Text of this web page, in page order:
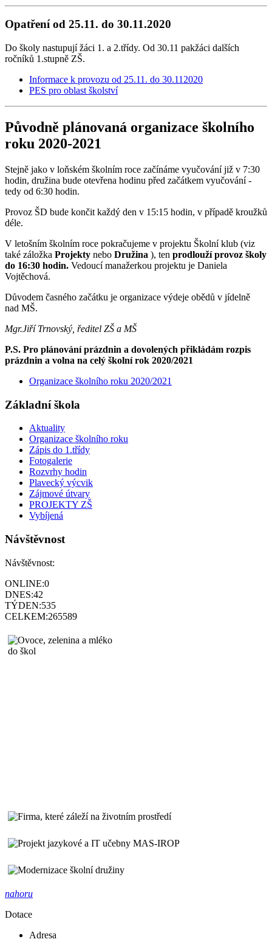
Opatření od 25.11. do 30.11.2020
Do školy nastupují žáci 1. a 2.třídy. Od 30.11 pakžáci dalších
ročníků 1.stupně ZŠ.
Informace k provozu od 25.11. do 30.112020
PES pro oblast školství
Původně plánovaná organizace školního
roku 2020-2021
Stejně jako v loňském školním roce začínáme vyučování již v 7:30
hodin, družina bude otevřena hodinu před začátkem vyučování -
tedy od 6:30 hodin.
Provoz ŠD bude končit každý den v 15:15 hodin, v případě kroužků
déle.
V letošním školním roce pokračujeme v projektu Školní klub (viz
také záložka Projekty nebo Družina ), ten prodlouží provoz školy
do 16:30 hodin. Vedoucí manažerkou projektu je Daniela
Vojtěchová.
Důvodem časného začátku je organizace výdeje obědů v jídelně
nad MŠ.
Mgr.Jiří Trnovský, ředitel ZŠ a MŠ
P.S. Pro plánování prázdnin a dovolených přikládám rozpis
prázdnin a volna na celý školní rok 2020/2021
Organizace školního roku 2020/2021
Základní škola
Aktuality
Organizace školního roku
Zápis do 1.třídy
Fotogalerie
Rozvrhy hodin
Plavecký výcvik
Zájmové útvary
PROJEKTY ZŠ
Vybíjená
Návštěvnost
Návštěvnost:
ONLINE:0
DNES:42
TÝDEN:535
CELKEM:265589
nahoru
Dotace
Adresa